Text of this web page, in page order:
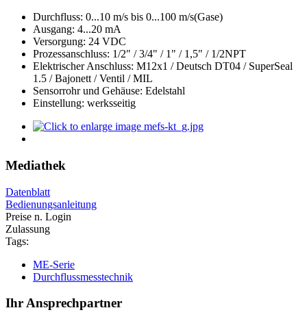
Durchfluss: 0...10 m/s bis 0...100 m/s(Gase)
Ausgang: 4...20 mA
Versorgung: 24 VDC
Prozessanschluss: 1/2" / 3/4" / 1" / 1,5" / 1/2NPT
Elektrischer Anschluss: M12x1 / Deutsch DT04 / SuperSeal
1.5 / Bajonett / Ventil / MIL
Sensorrohr und Gehäuse: Edelstahl
Einstellung: werksseitig
Mediathek
Datenblatt
Bedienungsanleitung
Preise n. Login
Zulassung
Tags:
ME-Serie
Durchflussmesstechnik
Ihr Ansprechpartner